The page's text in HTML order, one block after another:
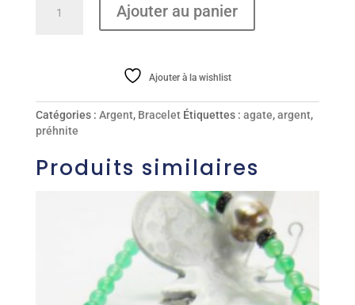
Ajouter au panier
Ajouter à la wishlist
Catégories : Argent, Bracelet Étiquettes : agate,argent,
préhnite
Produits similaires